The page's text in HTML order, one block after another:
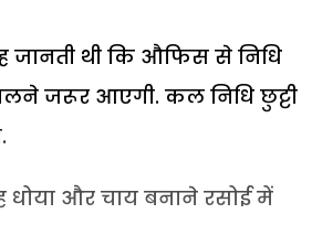
जानती थी कि औफिस से निधि
जरूर आएगी. कल निधि छुट्टी
और चाय बनाने रसोई में